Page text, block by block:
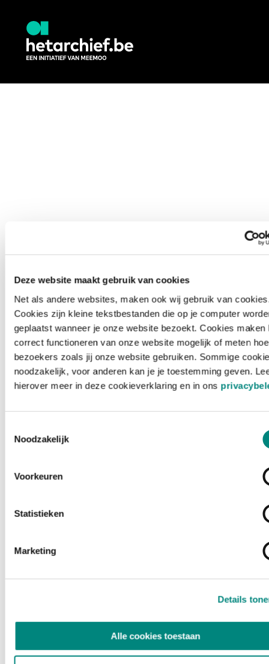
Deze website maakt gebruik van cookies
Net als andere websites, maken ook wij gebruik van
Cookies zijn kleine tekstbestanden die op je computer
geplaatst wanneer je onze website bezoekt. Cookies maken
correct functioneren van onze website mogelijk of meten hoe
bezoekers zoals jij onze website gebruiken. Sommige
noodzakelijk, voor anderen kan je je toestemming geven.
hierover meer in deze cookieverklaring en in ons
Noodzakelijk
Voorkeuren
Statistieken
Marketing
Details
Alle cookies toestaan